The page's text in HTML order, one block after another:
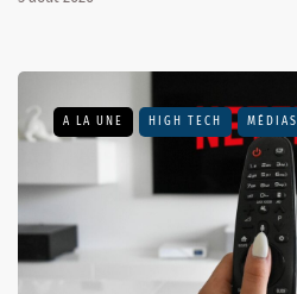
A LA UNE HIGH TECH MÉDIAS